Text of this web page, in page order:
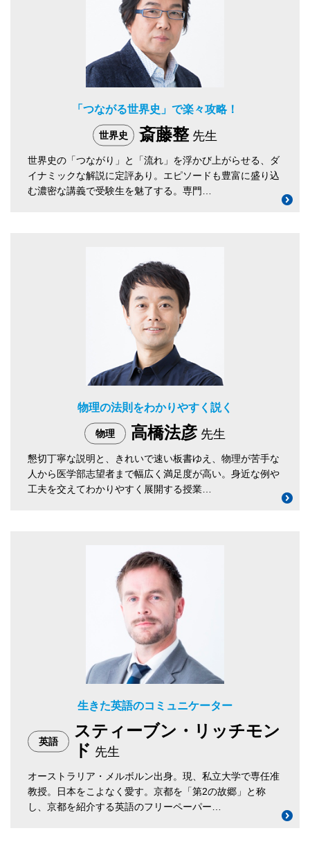
「つながる世界史」で楽々攻略！
世界史 斎藤整 先生
世界史の「つながり」と「流れ」を浮かび上がらせる、ダ
イナミックな解説に定評あり。エピソードも豊富に盛り込
む濃密な講義で受験生を魅了する。専門…
物理の法則をわかりやすく説く
物理 高橋法彦 先生
懇切丁寧な説明と、きれいで速い板書ゆえ、物理が苦手な
人から医学部志望者まで幅広く満足度が高い。身近な例や
工夫を交えてわかりやすく展開する授業…
生きた英語のコミュニケーター
英語
スティーブン・リッチモン
ド 先生
オーストラリア・メルボルン出身。現、私立大学で専任准
教授。日本をこよなく愛す。京都を「第2の故郷」と称
し、京都を紹介する英語のフリーペーパー…